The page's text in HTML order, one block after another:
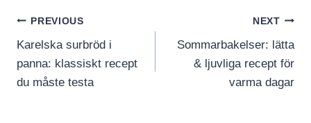
Inläggsnavigering
PREVIOUS
Karelska surbröd i
panna: klassiskt recept
du måste testa
NEXT
Sommarbakelser: lätta
& ljuvliga recept för
varma dagar